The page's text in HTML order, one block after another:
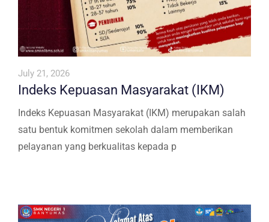
July 21, 2026
Indeks Kepuasan Masyarakat (IKM)
Indeks Kepuasan Masyarakat (IKM) merupakan salah
satu bentuk komitmen sekolah dalam memberikan
pelayanan yang berkualitas kepada p